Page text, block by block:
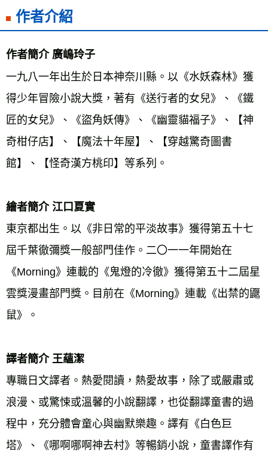
作者介紹
作者簡介 廣嶋玲子
一九八一年出生於日本神奈川縣。以《水妖森林》獲
得少年冒險小說大獎，著有《送行者的女兒》、《鐵
匠的女兒》、《盜角妖傳》、《幽靈貓福子》、【神
奇柑仔店】、【魔法十年屋】、【穿越驚奇圖書
館】、【怪奇漢方桃印】等系列。
繪者簡介 江口夏實
東京都出生。以《非日常的平淡故事》獲得第五十七
屆千葉徹彌獎一般部門佳作。二〇一一年開始在
《Morning》連載的《鬼燈的冷徹》獲得第五十二屆星
雲獎漫畫部門獎。目前在《Morning》連載《出禁的鼴
鼠》。
譯者簡介 王蘊潔
專職日文譯者。熱愛閱讀，熱愛故事，除了或嚴肅或
浪漫、或驚悚或溫馨的小說翻譯，也從翻譯童書的過
程中，充分體會童心與幽默樂趣。譯有《白色巨
塔》、《哪啊哪啊神去村》等暢銷小說，童書譯作有